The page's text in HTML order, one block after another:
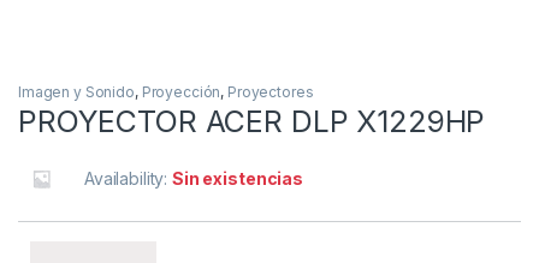
Imagen y Sonido, Proyección, Proyectores
PROYECTOR ACER DLP X1229HP
Availability:Sin existencias